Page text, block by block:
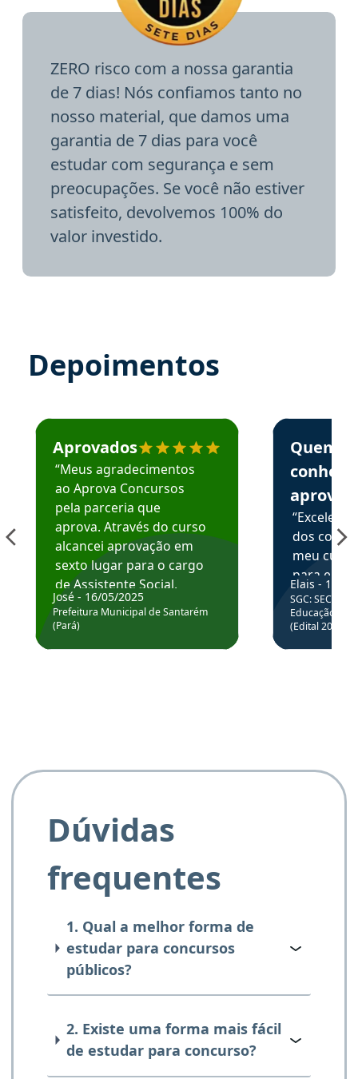
ZERO risco com a nossa garantia
de 7 dias! Nós confiamos tanto no
nosso material, que damos uma
garantia de 7 dias para você
estudar com segurança e sem
preocupações. Se você não estiver
satisfeito, devolvemos 100% do
valor investido.
Depoimentos
Estudante José recomenda o Aprova Concursos em
Aprovados
“Meus agradecimentos
ao Aprova Concursos
pela parceria que
aprova. Através do curso
alcancei aprovação em
sexto lugar para o cargo
de Assistente Social.
Hoje estou atuando na
Prefeitura de Santarém.
José - 16/05/2025
Prefeitura Municipal de Santarém
(Pará)
Estudante
Quem
aprova
dos
meu
para
colocar
através
de
Elais - 15/
SGC: SEC BA
Educação
(Edital
Dúvidas
frequentes
1. Qual a melhor forma de
estudar para concursos
públicos?
2. Existe uma forma mais fácil
de estudar para concurso?